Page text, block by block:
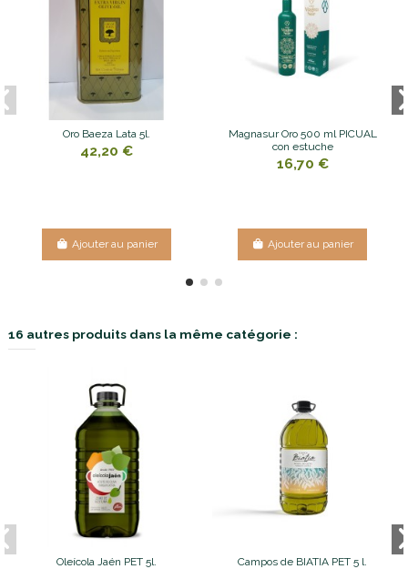
Oro Baeza Lata 5l.
42,20 €
Ajouter au panier
Magnasur Oro 500 ml PICUAL
con estuche
16,70 €
Ajouter au panier
16 autres produits dans la même catégorie :
Oleícola Jaén PET 5l. Campos de BIATIA PET 5 l.